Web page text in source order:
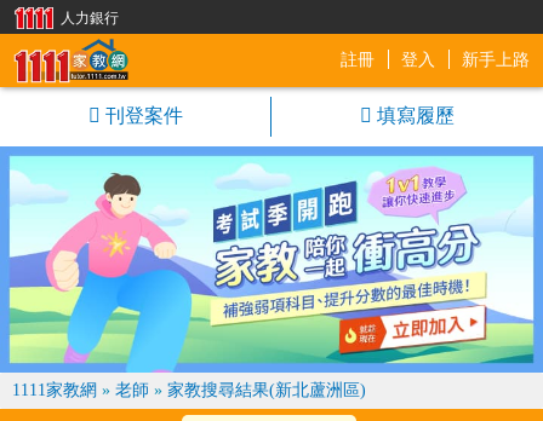
註冊 登入 新手上路
刊登案件 填寫履歷
1111家教網 » 老師 » 家教搜尋結果(新北蘆洲區)
人力銀行